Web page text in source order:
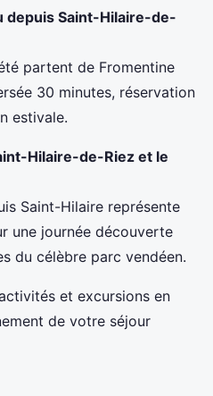
depuis Saint-Hilaire-de-
partent de Fromentine
30 minutes, réservation
estivale.
Hilaire-de-Riez et le
Saint-Hilaire représente
une journée découverte
du célèbre parc vendéen.
et excursions en
de votre séjour